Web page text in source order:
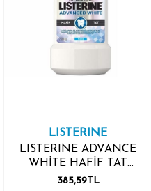
LISTERINE
LISTERINE ADVANCE
WHİTE HAFİF TAT
250ML
385,59TL